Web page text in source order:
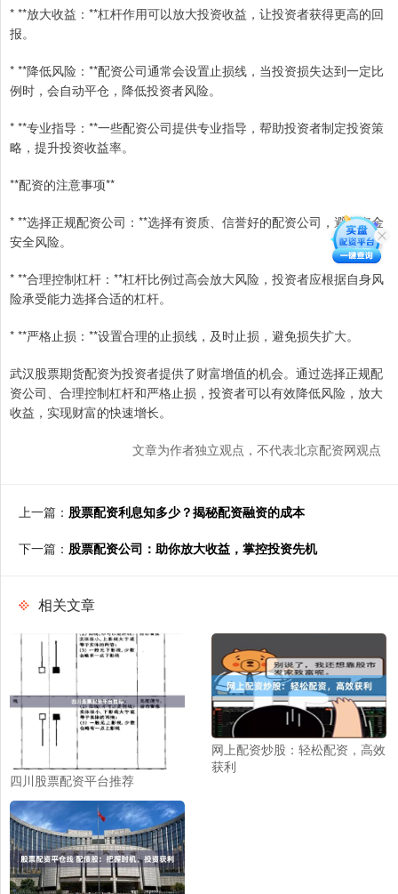
* **放大收益：**杠杆作用可以放大投资收益，让投资者获得更高的回
报。
* **降低风险：**配资公司通常会设置止损线，当投资损失达到一定比
例时，会自动平仓，降低投资者风险。
* **专业指导：**一些配资公司提供专业指导，帮助投资者制定投资策
略，提升投资收益率。
**配资的注意事项**
* **选择正规配资公司：**选择有资质、信誉好的配资公司，避免资金
安全风险。
* **合理控制杠杆：**杠杆比例过高会放大风险，投资者应根据自身风
险承受能力选择合适的杠杆。
* **严格止损：**设置合理的止损线，及时止损，避免损失扩大。
武汉股票期货配资为投资者提供了财富增值的机会。通过选择正规配
资公司、合理控制杠杆和严格止损，投资者可以有效降低风险，放大
收益，实现财富的快速增长。
文章为作者独立观点，不代表北京配资网观点
上一篇： 股票配资利息知多少？揭秘配资融资的成本
下一篇： 股票配资公司：助你放大收益，掌控投资先机
相关文章
四川股票配资平台推荐
网上配资炒股：轻松配资，高效
获利